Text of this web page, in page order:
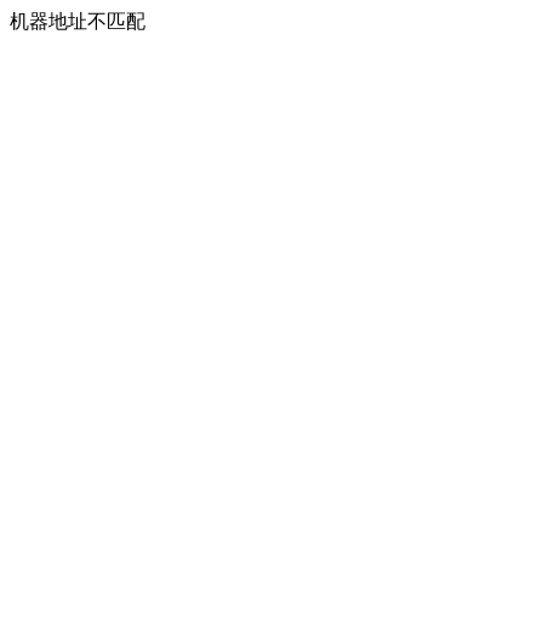
机器地址不匹配